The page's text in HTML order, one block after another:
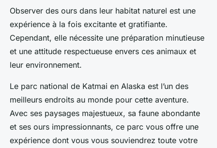
Observer des ours dans leur habitat naturel est une
expérience à la fois excitante et gratifiante.
Cependant, elle nécessite une préparation minutieuse
et une attitude respectueuse envers ces animaux et
leur environnement.
Le parc national de Katmai en Alaska est l’un des
meilleurs endroits au monde pour cette aventure.
Avec ses paysages majestueux, sa faune abondante
et ses ours impressionnants, ce parc vous offre une
expérience dont vous vous souviendrez toute votre